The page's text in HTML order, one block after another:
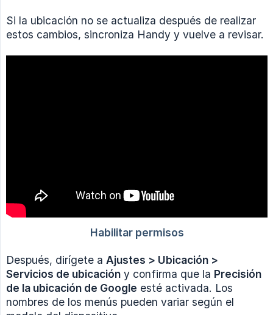
Si la ubicación no se actualiza después de realizar
estos cambios, sincroniza Handy y vuelve a revisar.
Después, dirígete a Ajustes > Ubicación >
Servicios de ubicación y confirma que la Precisión
de la ubicación de Google esté activada. Los
nombres de los menús pueden variar según el